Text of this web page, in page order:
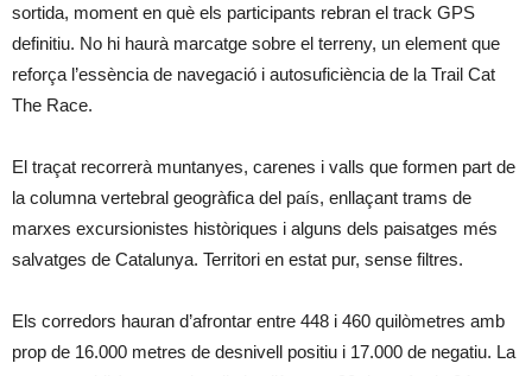
sortida, moment en què els participants rebran el track GPS
definitiu. No hi haurà marcatge sobre el terreny, un element que
reforça l’essència de navegació i autosuficiència de la Trail Cat
The Race.
El traçat recorrerà muntanyes, carenes i valls que formen part de
la columna vertebral geogràfica del país, enllaçant trams de
marxes excursionistes històriques i alguns dels paisatges més
salvatges de Catalunya. Territori en estat pur, sense filtres.
Els corredors hauran d’afrontar entre 448 i 460 quilòmetres amb
prop de 16.000 metres de desnivell positiu i 17.000 de negatiu. La